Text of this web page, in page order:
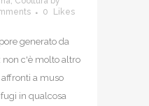
0
Likes
generato da
non c'è molto altro
affronti a muso
in qualcosa